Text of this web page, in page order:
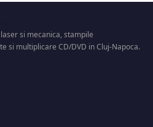
si mecanica, stampile
si multiplicare CD/DVD in Cluj-Napoca.